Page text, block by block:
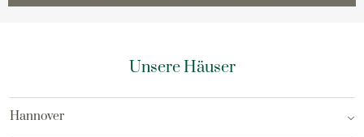
Unsere Häuser
Hannover